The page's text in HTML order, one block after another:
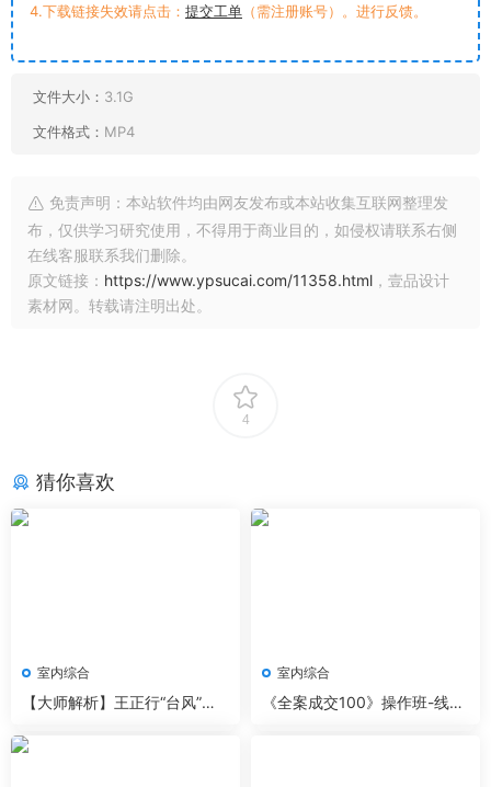
4.下载链接失效请点击： 提交工单 （需注册账号）。进行反馈。
文件大小： 3.1G
文件格式： MP4
免责声明：本站软件均由网友发布或本站收集互联网整理发
布，仅供学习研究使用，不得用于商业目的，如侵权请联系右侧
在线客服联系我们删除。
原文链接： https://www.ypsucai.com/11358.html ，壹品设计
素材网。转载请注明出处。
4
猜你喜欢
室内综合
【大师解析】王正行“台风”极
室内综合
《全案成交100》操作班-线上